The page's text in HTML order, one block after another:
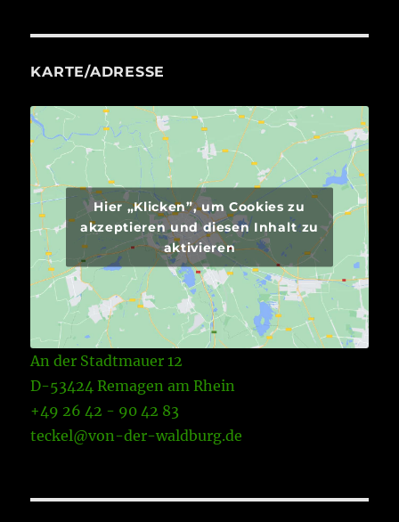
KARTE/ADRESSE
Hier „Klicken”, um Cookies zu
akzeptieren und diesen Inhalt zu
aktivieren
An der Stadtmauer 12
D-53424 Remagen am Rhein
+49 26 42 - 90 42 83
teckel@von-der-waldburg.de